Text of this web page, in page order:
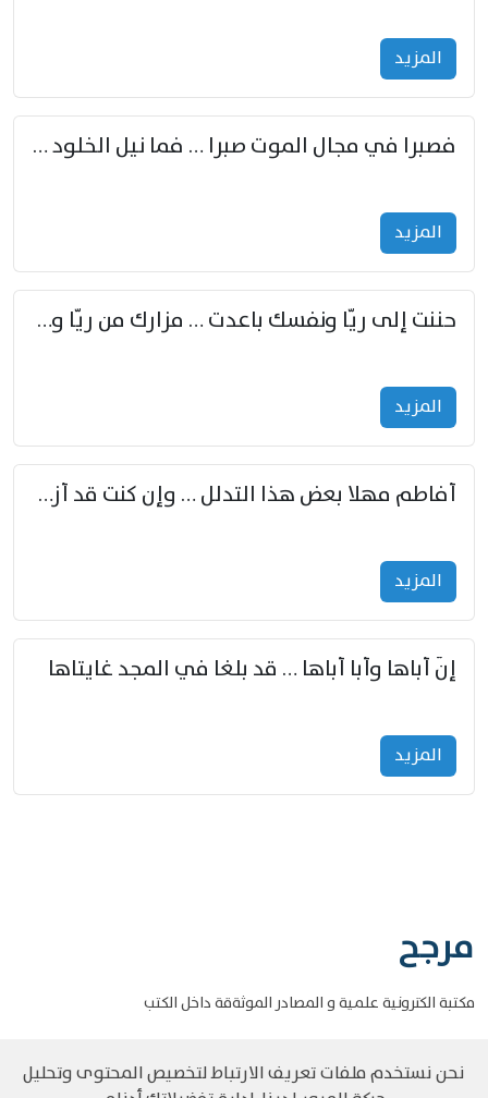
المزید
فصبرا في مجال الموت صبرا … فما نيل الخلود بمستطاع
المزید
حننت إلى ريّا ونفسك باعدت … مزارك من ريّا وشعباكما معا
المزید
أفاطم مهلا بعض هذا التدلل … وإن كنت قد أزمعت صرمي فأجملي
المزید
إنّ أباها وأبا أباها … قد بلغا في المجد غايتاها
المزید
مرجح
مكتبة الكترونية علمية و المصادر الموثةقة داخل الكتب
نحن نستخدم ملفات تعريف الارتباط لتخصيص المحتوى وتحليل